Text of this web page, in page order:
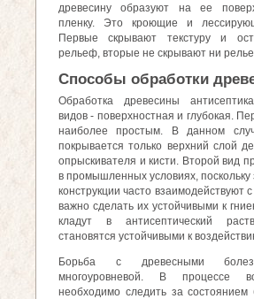
древесину образуют на ее
пленку. Это кроющие и
Первые скрывают текстуру и
рельеф, вторые не скрывают ни
Способы обработки
Обработка древесины
видов - поверхностная и глубокая.
наиболее простым. В данном
покрывается только верхний слой
опрыскивателя и кисти. Второй вид
в промышленных условиях,
конструкции часто взаимодействуют
важно сделать их устойчивыми к
кладут в антисептический
становятся устойчивыми к
Борьба с древесными
многоуровневой. В процессе
необходимо следить за состоянием